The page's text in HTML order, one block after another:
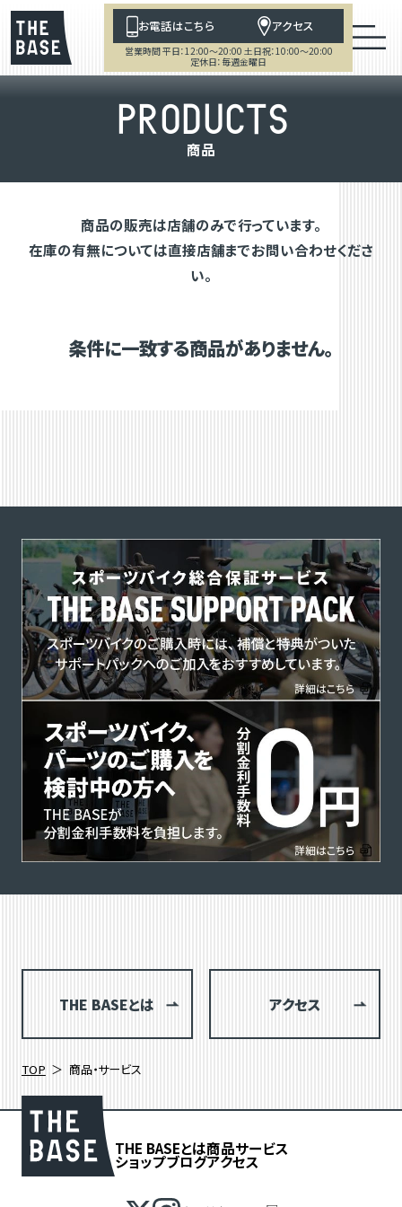
お電話はこちら アクセス
営業時間 平日：12:00～20:00 土日祝：10:00～20:00
定休日：毎週金曜日
PRODUCTS
商品
商品の販売は店舗のみで行っています。
在庫の有無については直接店舗までお問い合わせくださ
い。
条件に一致する商品がありません。
THE BASEとは アクセス
TOP 商品・サービス
THE BASEとは商品サービス
ショップブログアクセス